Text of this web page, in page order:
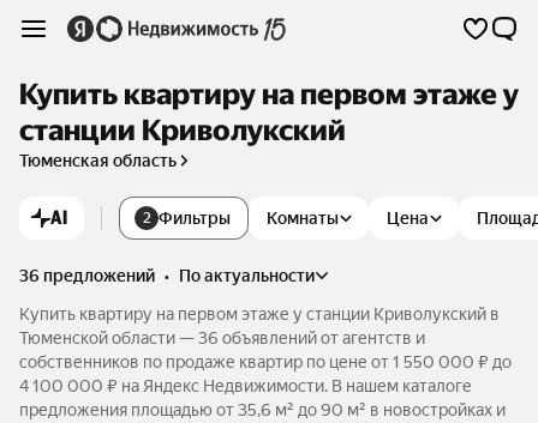
Купить квартиру на первом этаже у
станции Криволукский
Тюменская область
AI 2 Фильтры Комнаты Цена
36 предложений •
по актуальности
Купить квартиру на первом этаже у станции Криволукский в
Тюменской области — 36 объявлений от агентств и
собственников по продаже квартир по цене от 1 550 000 ₽ до
4 100 000 ₽ на Яндекс Недвижимости. В нашем каталоге
предложения площадью от 35,6 м² до 90 м² в новостройках и